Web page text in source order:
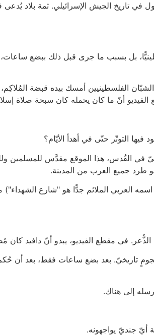
في تاريخ الجيش الإسرائيلي. ثمة بلاد يُدعى
بل بسبب ما جرى قبل ذلك ببضع
الفلسطينيين أمسك بيده قبضة المُلاكِم،
أنّ ما كان يحمله كان سبحة صلاة
التوتّر حتّى في أهدأ الأيّام؟
في القُدس، هذا الموقع مقدَّس للمسلمين
اسمه العربي الملائم جدًّا هو "شارع
في مقطع الفيديو، يبدو أنّ دافيد كان
تاريخيّ. بعد بضع ساعات فقط، بعد أن
إلى هناك.
أيّ جنديّ يواجهونه.